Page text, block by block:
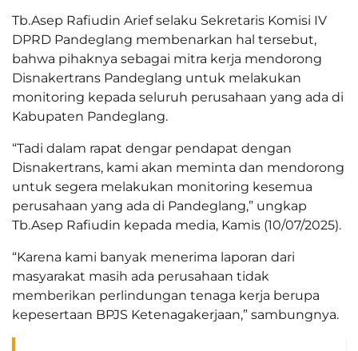
Tb.Asep Rafiudin Arief selaku Sekretaris Komisi IV
DPRD Pandeglang membenarkan hal tersebut,
bahwa pihaknya sebagai mitra kerja mendorong
Disnakertrans Pandeglang untuk melakukan
monitoring kepada seluruh perusahaan yang ada di
Kabupaten Pandeglang.
“Tadi dalam rapat dengar pendapat dengan
Disnakertrans, kami akan meminta dan mendorong
untuk segera melakukan monitoring kesemua
perusahaan yang ada di Pandeglang,” ungkap
Tb.Asep Rafiudin kepada media, Kamis (10/07/2025).
“Karena kami banyak menerima laporan dari
masyarakat masih ada perusahaan tidak
memberikan perlindungan tenaga kerja berupa
kepesertaan BPJS Ketenagakerjaan,” sambungnya.